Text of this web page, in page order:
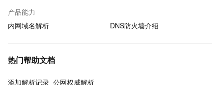
产品能力
内网域名解析
DNS防火墙介绍
热门帮助文档
添加解析记录_公网权威解析